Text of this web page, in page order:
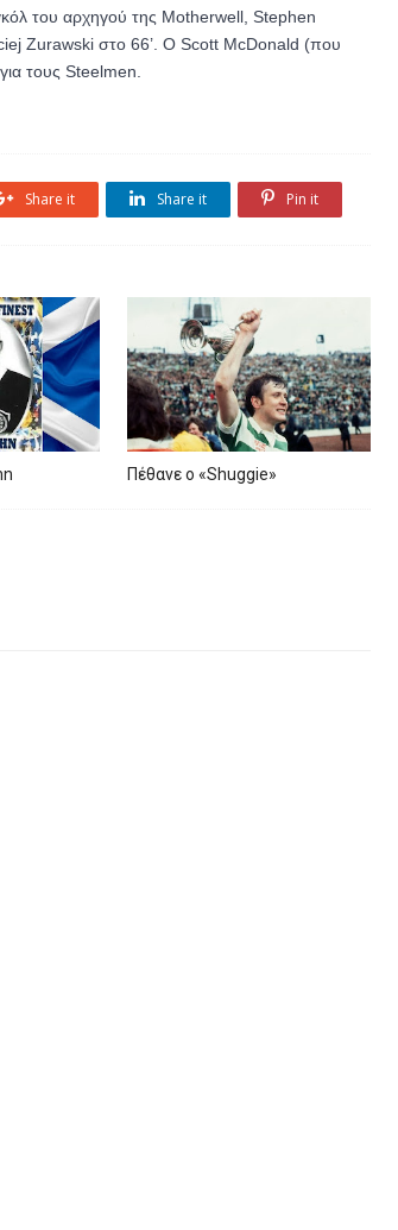
του αρχηγού της Motherwell, Stephen
Zurawski στο 66’. Ο Scott McDonald (που
τους Steelmen.
Share it Share it Pin it
Πέθανε ο «Shuggie»